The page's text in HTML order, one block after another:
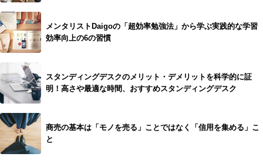
メンタリストDaigoの「超効率勉強法」から学ぶ実践的な学習
効率向上の6の習慣
スタンディングデスクのメリット・デメリットを科学的に証
明！高さや最適な時間、おすすめスタンディングデスク
商売の基本は「モノを売る」ことではなく「信用を集める」こ
と